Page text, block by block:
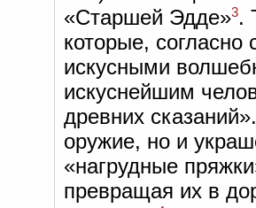
«Старшей Эдде»3.
которые,
искусными
искуснейшим
древних
оружие, но и
«нагрудные
превращая их в